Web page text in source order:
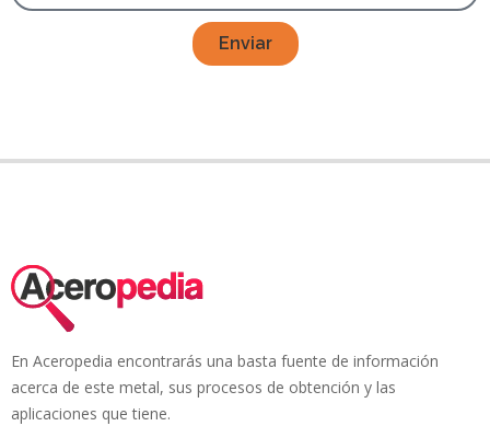
Enviar
En Aceropedia encontrarás una basta fuente de información
acerca de este metal, sus procesos de obtención y las
aplicaciones que tiene.